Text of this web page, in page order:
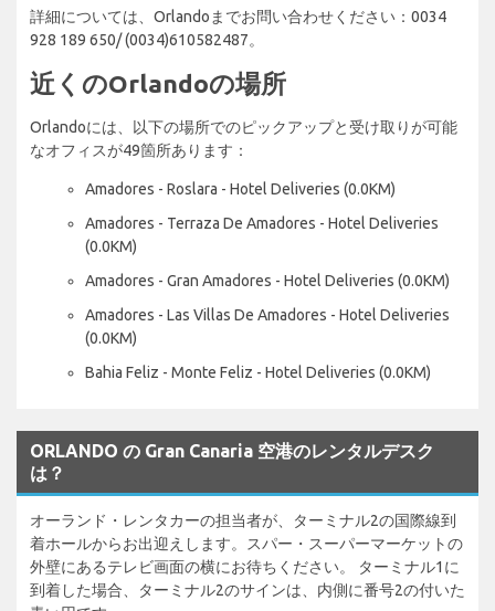
詳細については、Orlandoまでお問い合わせください：0034
928 189 650/ (0034)610582487。
近くのOrlandoの場所
Orlandoには、以下の場所でのピックアップと受け取りが可能
なオフィスが49箇所あります：
Amadores - Roslara - Hotel Deliveries (0.0KM)
Amadores - Terraza De Amadores - Hotel Deliveries
(0.0KM)
Amadores - Gran Amadores - Hotel Deliveries (0.0KM)
Amadores - Las Villas De Amadores - Hotel Deliveries
(0.0KM)
Bahia Feliz - Monte Feliz - Hotel Deliveries (0.0KM)
ORLANDO の Gran Canaria 空港のレンタルデスク
は？
オーランド・レンタカーの担当者が、ターミナル2の国際線到
着ホールからお出迎えします。スパー・スーパーマーケットの
外壁にあるテレビ画面の横にお待ちください。 ターミナル1に
到着した場合、ターミナル2のサインは、内側に番号2の付いた